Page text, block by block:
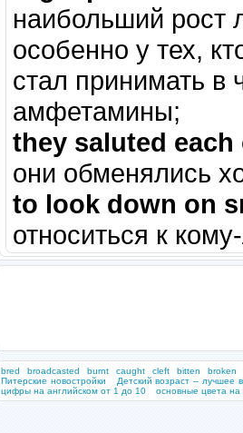
наибольший рост
особенно у тех,
стал принимать в
амфетамины;
they saluted
они обменялись
to look down on
относиться к
bred broadcasted burnt caught cleft bitten
broken
Питерские новостройки
Детский возраст – лучшее
цифры на английском от 1 до 10
основные цвета на